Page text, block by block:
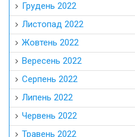
Грудень 2022
Листопад 2022
Жовтень 2022
Вересень 2022
Серпень 2022
Липень 2022
Червень 2022
Травень 2022